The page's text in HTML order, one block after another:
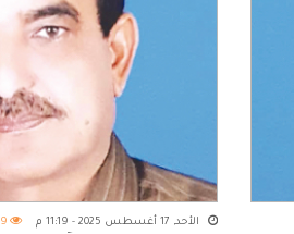
الأحد, 17 أغسطس 2025 - 11:19 م